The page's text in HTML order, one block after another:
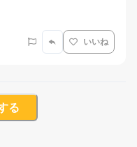
いいね
る